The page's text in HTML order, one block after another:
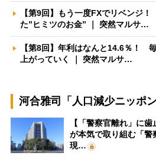
【第9回】もう一度FXでリベンジ
た”ヒミツのお金” ｜ 突然マルサ…
【第8回】年利はなんと14.6％！
上がっていく ｜ 突然マルサ…
河合雅司「人口減少ニッポン
【「警察官離れ」に
が本気で取り組む「
現…